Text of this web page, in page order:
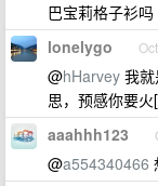
巴宝莉格子衫
lonelygo
@hHarvey 我
思，预感你要
aaahhh123
@a554340466